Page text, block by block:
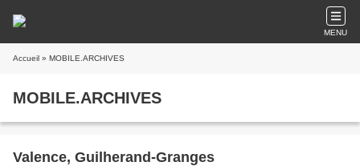
MENU
Accueil » MOBILE.ARCHIVES
MOBILE.ARCHIVES
Valence, Guilherand-Granges